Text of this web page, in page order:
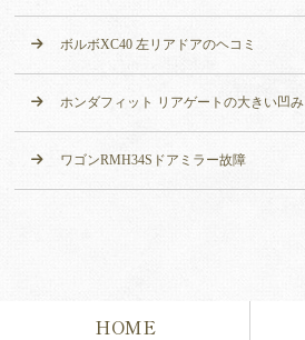
ボルボXC40 左リアドアのヘコミ
ホンダフィット リアゲートの大きい凹み
ワゴンRMH34Sドアミラー故障
HOME